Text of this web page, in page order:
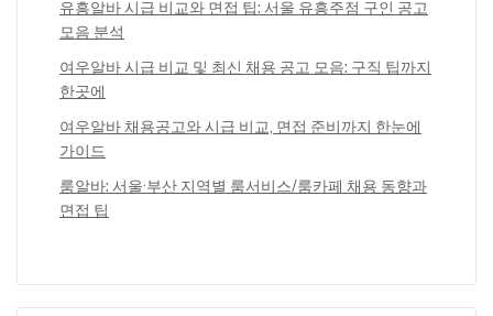
유흥알바 시급 비교와 면접 팁: 서울 유흥주점 구인 공고
모음 분석
여우알바 시급 비교 및 최신 채용 공고 모음: 구직 팁까지
한곳에
여우알바 채용공고와 시급 비교, 면접 준비까지 한눈에
가이드
룸알바: 서울·부산 지역별 룸서비스/룸카페 채용 동향과
면접 팁